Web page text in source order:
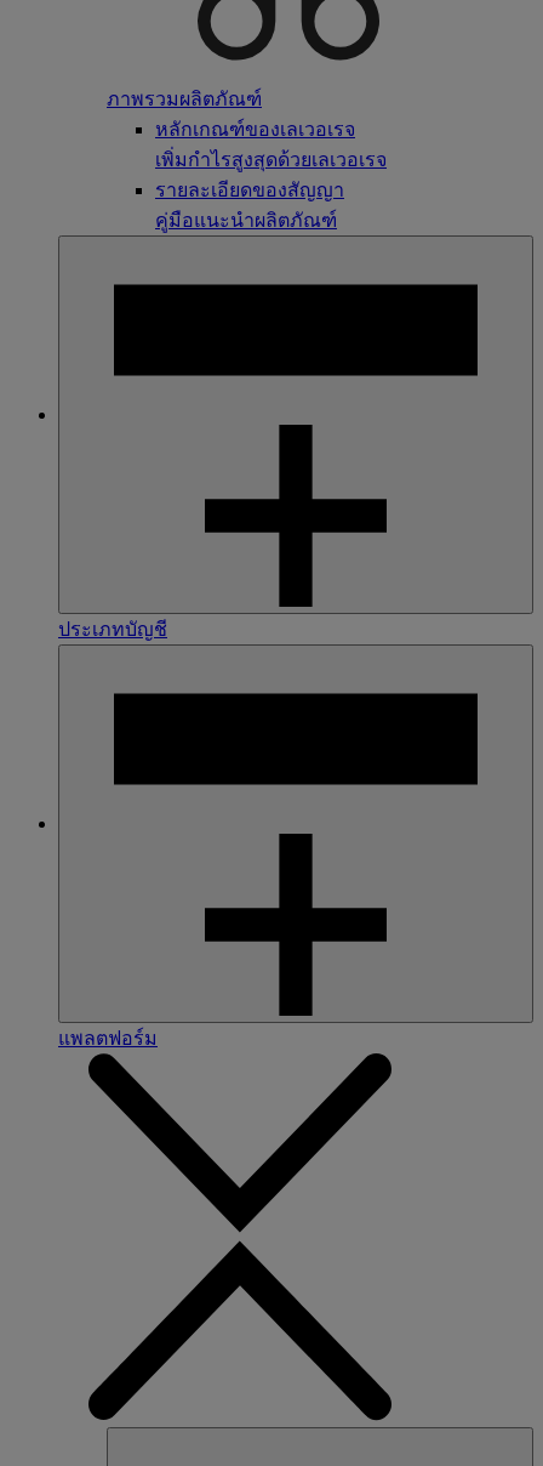
ภาพรวมผลิตภัณฑ์
หลักเกณฑ์ของเลเวอเรจ
เพิ่มกำไรสูงสุดด้วยเลเวอเรจ
รายละเอียดของสัญญา
คู่มือแนะนำผลิตภัณฑ์
ประเภทบัญชี
แพลตฟอร์ม